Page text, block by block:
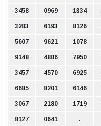
3458 0969 1334
3283 6193 8126
5607 9621 1078
9148 4886 7950
3457 4570 6925
6685 8201 6146
3067 2180 1719
8127 0641 .